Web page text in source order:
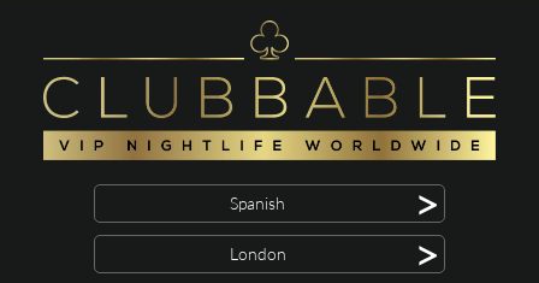
Spanish >
London >